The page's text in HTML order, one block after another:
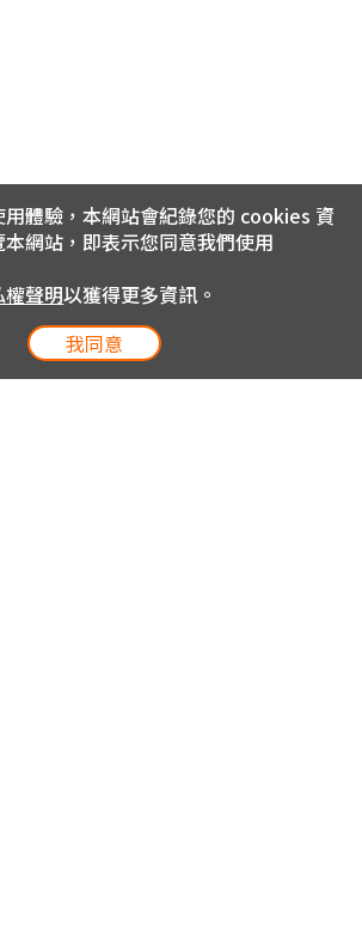
體驗，本網站會紀錄您的 cookies 資
網站，即表示您同意我們使用
權聲明以獲得更多資訊。
我同意